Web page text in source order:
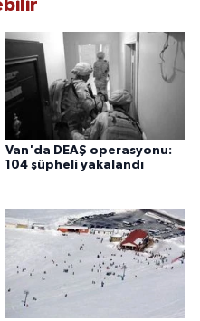
Van'da DEAŞ operasyonu:
104 şüpheli yakalandı